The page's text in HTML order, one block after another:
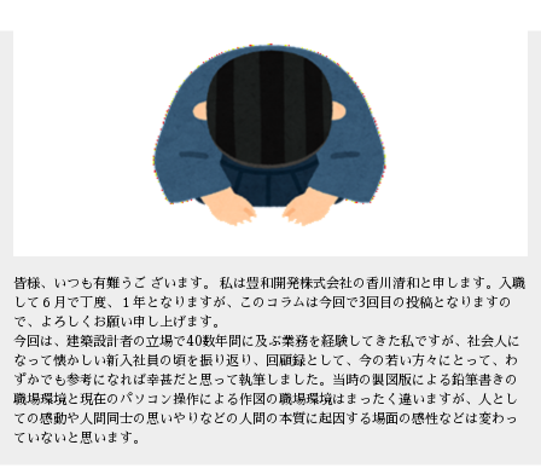
皆様、いつも有難うご ざいます。 私は豊和開発株式会社の香川清和と申します。入職
して６月で丁度、１年となりますが、このコラムは今回で3回目の投稿となりますの
で、よろしくお願い申し上げます。
今回は、建築設計者の立場で40数年間に及ぶ業務を経験してきた私ですが、社会人に
なって懐かしい新入社員の頃を振り返り、回顧録として、今の若い方々にとって、わ
ずかでも参考になれば幸甚だと思って執筆しました。当時の製図版による鉛筆書きの
職場環境と現在のパソコン操作による作図の職場環境はまったく違いますが、人とし
ての感動や人間同士の思いやりなどの人間の本質に起因する場面の感性などは変わっ
ていないと思います。